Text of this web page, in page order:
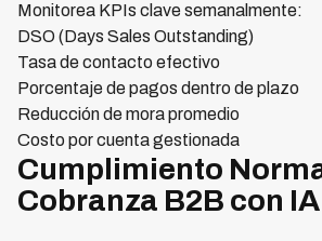
Monitorea KPIs clave semanalmente:
DSO (Days Sales Outstanding)
Tasa de contacto efectivo
Porcentaje de pagos dentro de plazo
Reducción de mora promedio
Costo por cuenta gestionada
Cumplimiento
Cobranza B2B con IA